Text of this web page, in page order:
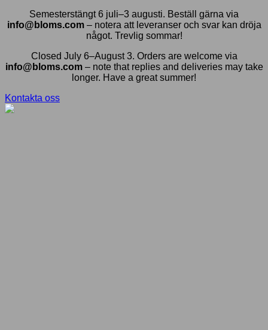
Semesterstängt 6 juli–3 augusti. Beställ gärna via
info@bloms.com– notera att leveranser och svar kan dröja
något. Trevlig sommar!
Closed July 6–August 3. Orders are welcome via
info@bloms.com– note that replies and deliveries may take
longer. Have a great summer!
Kontakta oss